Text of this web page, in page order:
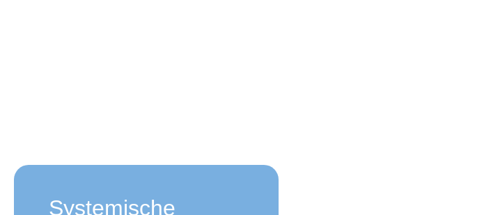
Systemische